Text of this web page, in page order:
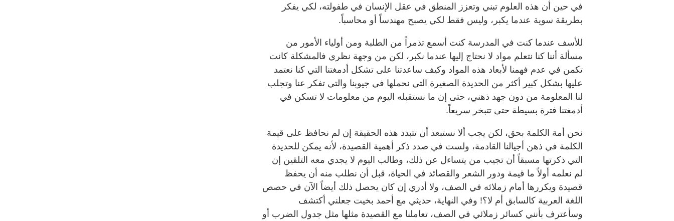
في حين أن هذه العلوم تبني وتعزز المنطق في عقل الإنسان في طفولته، لكي يفكر
بطريقة سوية عندما يكبر، وليس فقط لكي يصبح مهندساً أو محاسباً.
للأسف عندما كنت في المدرسة كنت أسمع تذمراً من الطلبة ومن أولياء الأمور من
مسألة أننا كنا نتعلم مواد لا نحتاج إليها عندما نكبر، لكن من وجهة نظري فالمشكلة كانت
تكمن في عدم فهمنا لأبعاد هذه المواد وكيف ساعدتنا على تشكل أدمغتنا التي كنا نعتمد
عليها بشكل كبير أكثر من الحديدة الصغيرة التي نحملها في جيوبنا والتي تفكر عنا وتجلب
لنا المعلومة من دون جهد ذهني، حتى إن ما نستقبله اليوم من معلومات لا تسكن في
أدمغتنا فترة بسيطة حتى تتبخر سريعاً.
نحن أمة الكلمة بحق، لكن يجب ألا نستبعد أن تتبدد هذه الحقيقة إن لم نحافظ على قيمة
الكلمة في ذهن أجيالنا القادمة، ولست في صدد ذكر أهمية القصيدة، لأنه يمكن للحديدة
التي ذكرتها مسبقاً أن تجيب من يتساءل عن ذلك، وطالب اليوم لا يجدي معه التلقين إن
لم نعلمه أولاً ما قيمة ودور الشعر والقصائد في الحياة، قبل أن نطلب منه أن يحفظ
قصيدة ويكررها أمام زملائه في الصف، ولا أدري إن كان يحصل ذلك أيضاً الآن في حصص
اللغة العربية كالسابق أم لا؟! وفي النهاية، حديثي مع أحمد بخيت جعلني أكتشف
وسأعترف بأنني كسائر زملائي في الصف، تعاملنا مع القصيدة مثلها مثل جدول الضرب أو